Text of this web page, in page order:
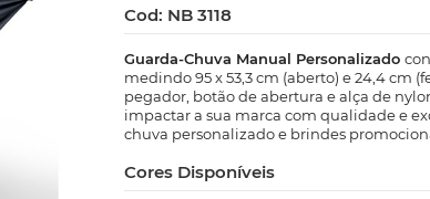
Cod: NB 3118
Guarda-Chuva Manual Personalizado
medindo 95 x 53,3 cm (aberto) e 24,4 cm
pegador, botão de abertura e alça de
impactar a sua marca com qualidade e
chuva personalizado e brindes
Cores Disponíveis